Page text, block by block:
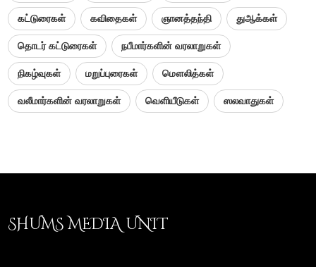
கட்டுரைகள் கவிதைகள் ஞானத்தந்தி துஆக்கள்
தொடர் கட்டுரைகள் நபீமார்களின் வரலாறுகள்
நிகழ்வுகள் மறுப்புரைகள் மௌலித்கள்
வலீமார்களின் வரலாறுகள் வெளியீடுகள் ஸலவாதுகள்
SHUMS MEDIA UNIT